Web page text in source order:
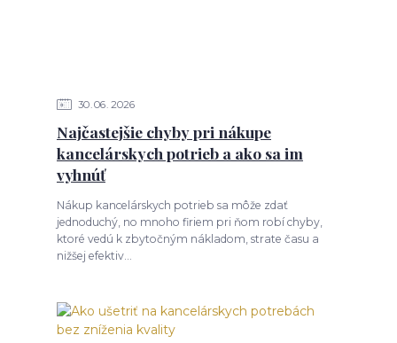
30 06 2026
Najčastejšie chyby pri nákupe
kancelárskych potrieb a ako sa im
vyhnúť
Nákup kancelárskych potrieb sa môže zdať
jednoduchý, no mnoho firiem pri ňom robí chyby,
ktoré vedú k zbytočným nákladom, strate času a
nižšej efektiv...